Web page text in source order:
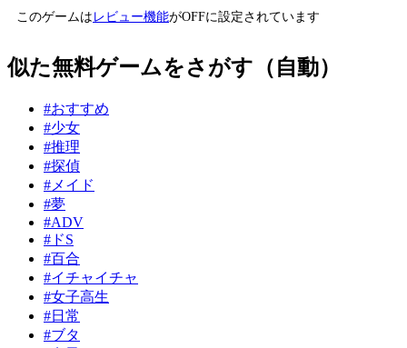
このゲームは レビュー機能がOFFに設定されています
似た無料ゲームをさがす（自動）
#おすすめ
#少女
#推理
#探偵
#メイド
#夢
#ADV
#ドS
#百合
#イチャイチャ
#女子高生
#日常
#ブタ